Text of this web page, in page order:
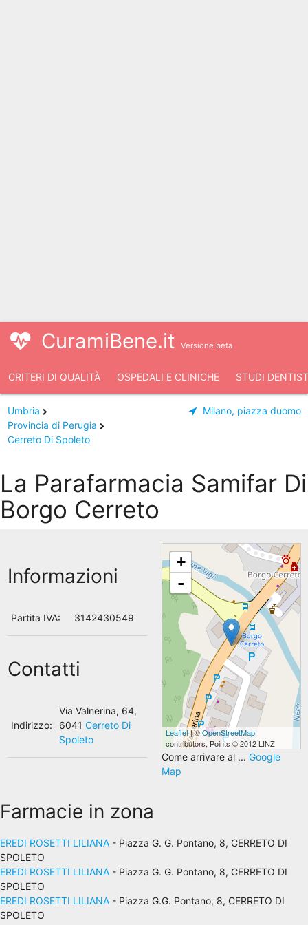
CuramiBene.it Versione beta
CRITERI DI QUALITÀ OSPEDALI E CLINICHE STUDI
Umbria
Provincia di Perugia
Cerreto Di Spoleto
Milano, piazza duomo
La Parafarmacia Samifar Di
Borgo Cerreto
Informazioni
Partita IVA: 3142430549
Contatti
Indirizzo:
Via Valnerina, 64,
6041 Cerreto Di
Spoleto
+
-
Leaflet| ©OpenStreetMap
contributors, Points © 2012 LINZ
Come arrivare al ... Google
Map
Farmacie in zona
EREDI ROSETTI LILIANA - Piazza G. G. Pontano, 8, CERRETO DI
SPOLETO
EREDI ROSETTI LILIANA - Piazza G. G. Pontano, 8, CERRETO DI
SPOLETO
EREDI ROSETTI LILIANA - Piazza G.G. Pontano, 8, CERRETO DI
SPOLETO